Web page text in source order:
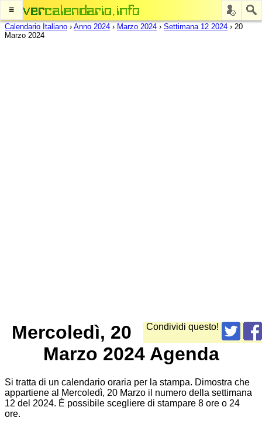
≡
Calendario Italiano › Anno 2024 › Marzo 2024 › Settimana 12 2024 › 20
Marzo 2024
Condividi questo!
Mercoledì, 20
Marzo 2024 Agenda
Si tratta di un calendario oraria per la stampa. Dimostra che
appartiene al Mercoledì, 20 Marzo il numero della settimana
12 del 2024. È possibile scegliere di stampare 8 ore o 24
ore.